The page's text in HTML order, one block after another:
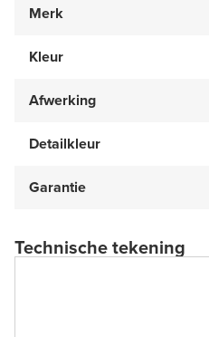
Merk
Kleur
Afwerking
Detailkleur
Garantie
Technische tekening